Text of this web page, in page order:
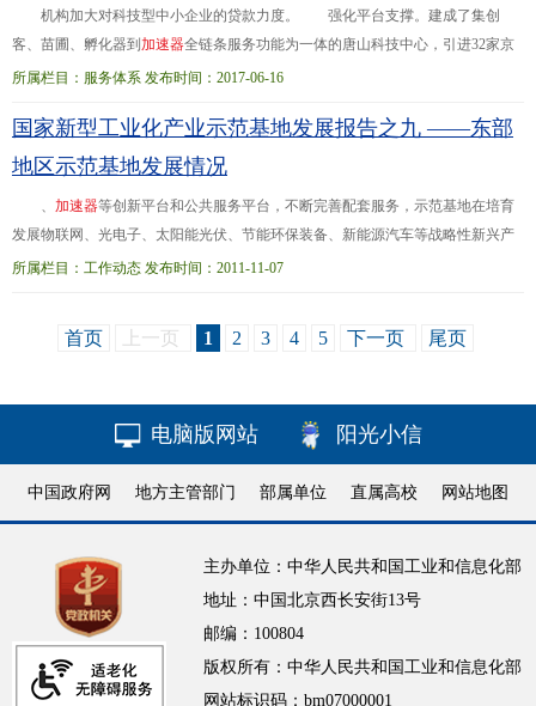
工业技改投资同比增长363%；实现进出口4245.16万美元，同比增长
机构加大对科技型中小企业的贷款力度。 强化平台支撑。建成了集创
客、苗圃、孵化器到 加速器全链条服务功能为一体的唐山科技中心，引进32家京
津等地高端科技服务机构和35家中小微企业。同时，该市44家市级及市级以上科
项。 截至去年年底，唐山市科技型中小企业由2013年的707家发展到3972家，
连续三年实现倍增；科技小巨人企业从2013年的不足50家，发展到了294家，占
所属栏目：服务体系 发布时间：2017-06-16
国家新型工业化产业示范基地发展报告之九 ——东部
地区示范基地发展情况
、 加速器等创新平台和公共服务平台，不断完善配套服务，示范基地在培育
发展物联网、光电子、太阳能光伏、节能环保装备、新能源汽车等战略性新兴产
业方面发挥了重要的载体和平台作用。江苏无锡高新技术
展，工业区工业总产值占上海市工业总产值的72.8%。以黑龙江为例，哈尔滨新型
装备制造产业基地和大庆高新技术产业
开
区（石油化工）两个基地共实现工业
所属栏目：工作动态 发布时间：2011-11-07
首页 上一页 1 2 3 4 5 下一页 尾页
电脑版网站 阳光小信
中国政府网 地方主管部门 部属单位 直属高校 网站地图
主办单位：中华人民共和国工业和信息化部
地址：中国北京西长安街13号
邮编：100804
版权所有：中华人民共和国工业和信息化部
网站标识码：bm07000001